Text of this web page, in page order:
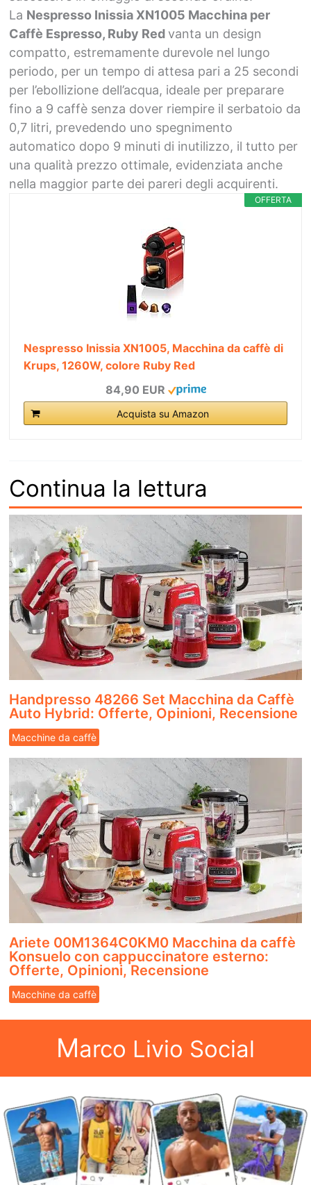
La Nespresso Inissia XN1005 Macchina per
Caffè Espresso, Ruby Redvanta un design
compatto, estremamente durevole nel lungo
periodo, per un tempo di attesa pari a 25 secondi
per l’ebollizione dell’acqua, ideale per preparare
fino a 9 caffè senza dover riempire il serbatoio da
0,7 litri, prevedendo uno spegnimento
automatico dopo 9 minuti di inutilizzo, il tutto per
una qualità prezzo ottimale, evidenziata anche
nella maggior parte dei pareri degli acquirenti.
OFFERTA
Nespresso Inissia XN1005, Macchina da caffè di
Krups, 1260W, colore Ruby Red
84,90 EUR
Acquista su Amazon
Continua la lettura
Handpresso 48266 Set Macchina da Caffè
Auto Hybrid: Offerte, Opinioni, Recensione
Macchine da caffè
Ariete 00M1364C0KM0 Macchina da caffè
Konsuelo con cappuccinatore esterno:
Offerte, Opinioni, Recensione
Macchine da caffè
Marco Livio Social